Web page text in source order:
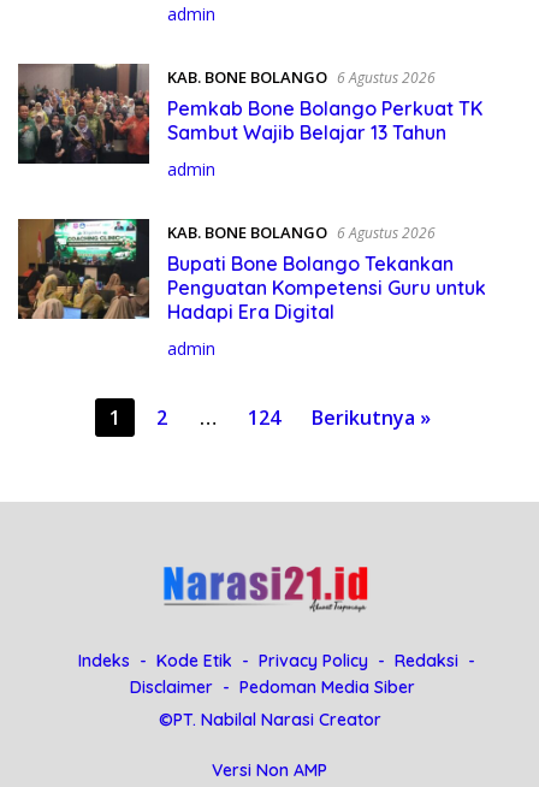
admin
KAB. BONE BOLANGO 6 Agustus 2026
Pemkab Bone Bolango Perkuat TK
Sambut Wajib Belajar 13 Tahun
admin
KAB. BONE BOLANGO 6 Agustus 2026
Bupati Bone Bolango Tekankan
Penguatan Kompetensi Guru untuk
Hadapi Era Digital
admin
1 2 … 124 Berikutnya »
Indeks Kode Etik Privacy Policy
Redaksi
Disclaimer
Pedoman Media Siber
©PT. Nabilal Narasi Creator
Versi Non AMP